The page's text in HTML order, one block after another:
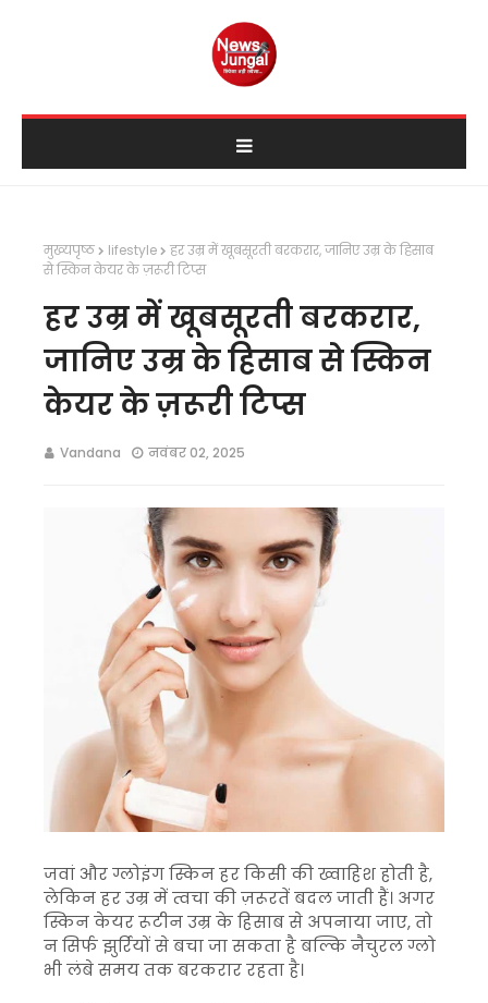
मुख्यपृष्ठ lifestyle
हर उम्र में खूबसूरती बरकरार, जानिए उम्र के हिसाब
से स्किन केयर के ज़रूरी टिप्स
हर उम्र में खूबसूरती बरकरार,
जानिए उम्र के हिसाब से स्किन
केयर के ज़रूरी टिप्स
Vandana नवंबर 02, 2025
जवां और ग्लोइंग स्किन हर किसी की ख्वाहिश होती है,
लेकिन हर उम्र में त्वचा की ज़रूरतें बदल जाती हैं। अगर
स्किन केयर रूटीन उम्र के हिसाब से अपनाया जाए, तो
न सिर्फ झुर्रियों से बचा जा सकता है बल्कि नैचुरल ग्लो
भी लंबे समय तक बरकरार रहता है।